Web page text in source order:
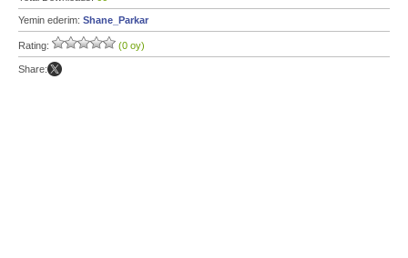
Yemin ederim: Shane_Parkar
Rating: (0 oy)
Share: